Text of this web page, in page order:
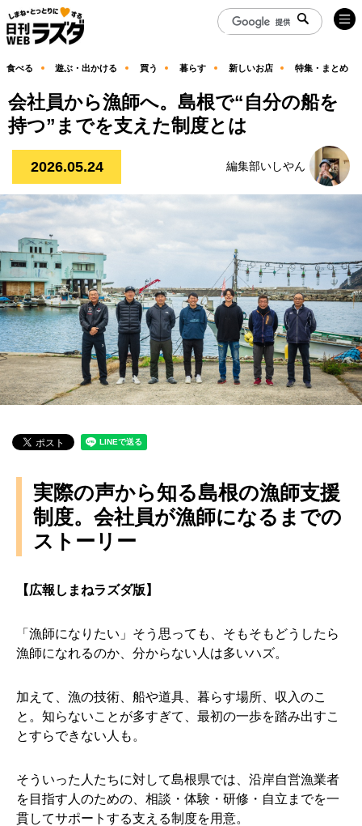
食べる 遊ぶ・出かける 買う 暮らす 新しいお店 特集・まとめ
会社員から漁師へ。島根で“自分の船を
持つ”までを支えた制度とは
2026.05.24 編集部いしやん
実際の声から知る島根の漁師支援
制度。会社員が漁師になるまでの
ストーリー
【広報しまねラズダ版】
「漁師になりたい」そう思っても、そもそもどうしたら
漁師になれるのか、分からない人は多いハズ。
加えて、漁の技術、船や道具、暮らす場所、収入のこ
と。知らないことが多すぎて、最初の一歩を踏み出すこ
とすらできない人も。
そういった人たちに対して島根県では、沿岸自営漁業者
を目指す人のための、相談・体験・研修・自立までを一
貫してサポートする支える制度を用意。